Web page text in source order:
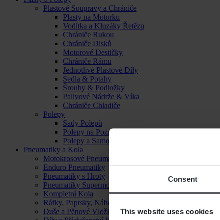
Consent
This website uses cookies
Plastové Soupravy a Chrániče
Plasty na Motorku
Vodítka a Kluzáky Řetězu
Chrániče Rukou
Chrániče Disků
Motorové Destičky
Chrániče Rámu
Jednotlivé Plastové Díly
Sedla & Potahy
Šrouby & Podložky
Palivové Nádrže & Víka
Chrániče Chladiče
Polepy
Sady Polepů
Polepy na Poznávací Značku
Polepy a Samolepky
Pneumatiky a Kola
Motokrosové Pneumatiky
Enduro Pneumatiky
Pneumatiky s Hroty
Pneumatiky Supermoto
Kompletní Kola
Ráfky, Paprsky, Náboje a Ložiska
Duše a Pěnové Vložky